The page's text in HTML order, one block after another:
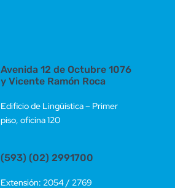
Avenida 12 de Octubre 1076
y Vicente Ramón Roca
Edificio de Lingüística – Primer
piso, oficina 120
(593) (02) 2991700
Extensión: 2054 / 2769